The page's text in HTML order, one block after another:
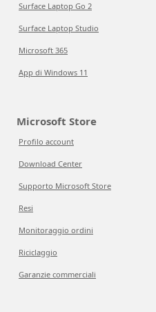
Surface Laptop Go 2
Surface Laptop Studio
Microsoft 365
App di Windows 11
Microsoft Store
Profilo account
Download Center
Supporto Microsoft Store
Resi
Monitoraggio ordini
Riciclaggio
Garanzie commerciali